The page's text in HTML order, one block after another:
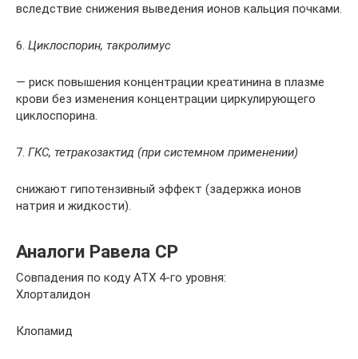
вследствие снижения выведения ионов кальция почками.
6. Циклоспорин, такролимус
— риск повышения концентрации креатинина в плазме
крови без изменения концентрации циркулирующего
циклоспорина.
7. ГКС, тетракозактид (при системном применении)
снижают гипотензивный эффект (задержка ионов
натрия и жидкости).
Аналоги Равела СР
Совпадения по коду АТХ 4-го уровня:
Хлорталидон
Клопамид